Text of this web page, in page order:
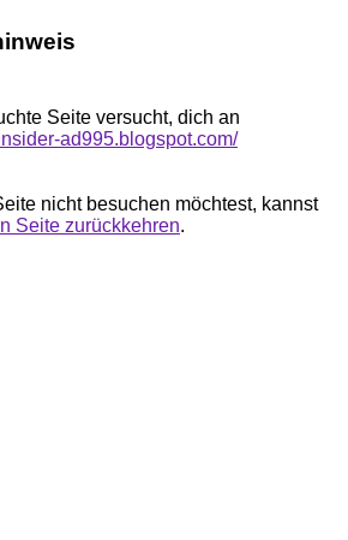
Seite versucht, dich an
ad995.blogspot.com/
nicht besuchen möchtest, kannst
Seite zurückkehren.